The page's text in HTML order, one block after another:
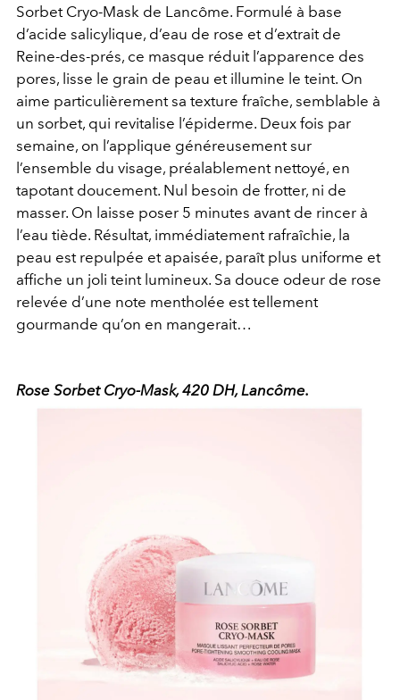
Sorbet Cryo-Mask de Lancôme. Formulé à base
d’acide salicylique, d’eau de rose et d’extrait de
Reine-des-prés, ce masque réduit l’apparence des
pores, lisse le grain de peau et illumine le teint. On
aime particulièrement sa texture fraîche, semblable à
un sorbet, qui revitalise l’épiderme. Deux fois par
semaine, on l’applique généreusement sur
l’ensemble du visage, préalablement nettoyé, en
tapotant doucement. Nul besoin de frotter, ni de
masser. On laisse poser 5 minutes avant de rincer à
l’eau tiède. Résultat, immédiatement rafraîchie, la
peau est repulpée et apaisée, paraît plus uniforme et
affiche un joli teint lumineux. Sa douce odeur de rose
relevée d’une note mentholée est tellement
gourmande qu’on en mangerait…
Rose Sorbet Cryo-Mask, 420 DH, Lancôme.